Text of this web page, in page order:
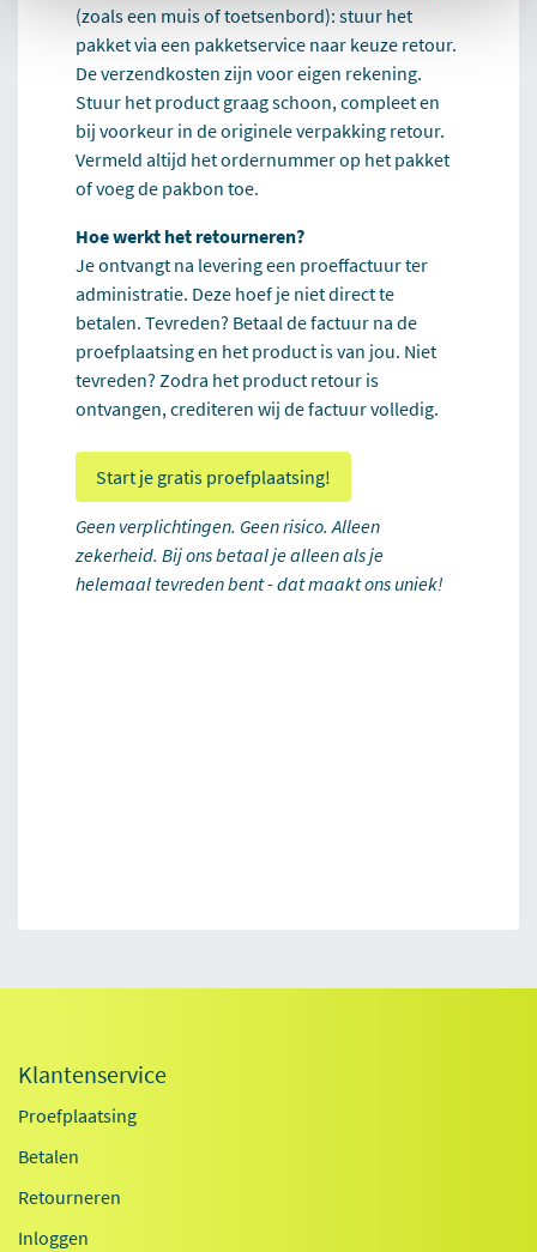
(zoals een muis of toetsenbord): stuur het
pakket via een pakketservice naar keuze retour.
De verzendkosten zijn voor eigen rekening.
Stuur het product graag schoon, compleet en
bij voorkeur in de originele verpakking retour.
Vermeld altijd het ordernummer op het pakket
of voeg de pakbon toe.
Hoe werkt het retourneren?
Je ontvangt na levering een proeffactuur ter
administratie. Deze hoef je niet direct te
betalen. Tevreden? Betaal de factuur na de
proefplaatsing en het product is van jou. Niet
tevreden? Zodra het product retour is
ontvangen, crediteren wij de factuur volledig.
Start je gratis proefplaatsing!
Geen verplichtingen. Geen risico. Alleen
zekerheid. Bij ons betaal je alleen als je
helemaal tevreden bent - dat maakt ons uniek!
Klantenservice
Proefplaatsing
Betalen
Retourneren
Inloggen